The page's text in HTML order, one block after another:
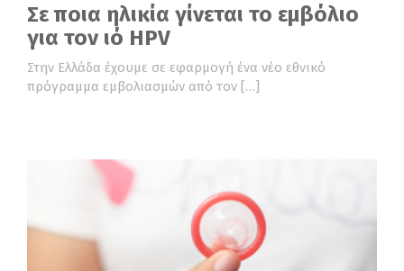
Σε ποια ηλικία γίνεται το εμβόλιο
για τον ιό HPV
Στην Ελλάδα έχουμε σε εφαρμογή ένα νέο εθνικό
πρόγραμμα εμβολιασμών από τον […]